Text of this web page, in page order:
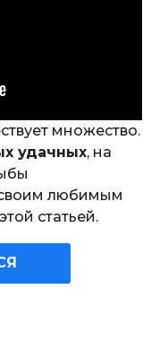
множество.
удачных, на
любимым
статьей.